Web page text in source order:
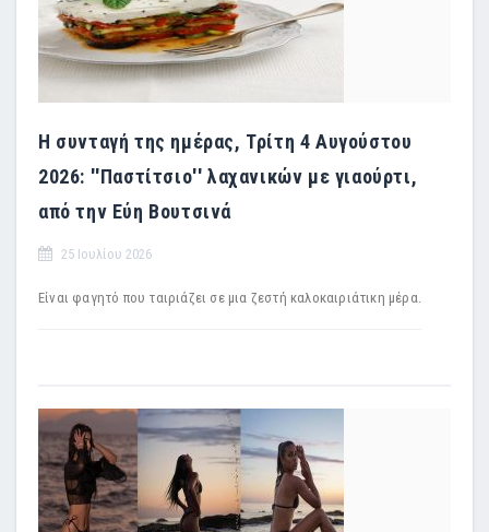
Η συνταγή της ημέρας, Τρίτη 4 Αυγούστου
2026: ''Παστίτσιο'' λαχανικών με γιαούρτι,
από την Εύη Βουτσινά
25 Ιουλίου 2026
Είναι φαγητό που ταιριάζει σε μια ζεστή καλοκαιριάτικη μέρα.